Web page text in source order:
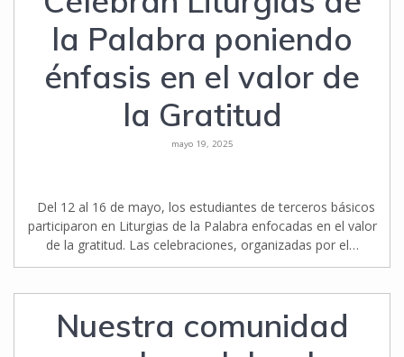
la Palabra poniendo
énfasis en el valor de
la Gratitud
mayo 19, 2025
Del 12 al 16 de mayo, los estudiantes de terceros básicos
participaron en Liturgias de la Palabra enfocadas en el valor
de la gratitud. Las celebraciones, organizadas por el…
Nuestra comunidad